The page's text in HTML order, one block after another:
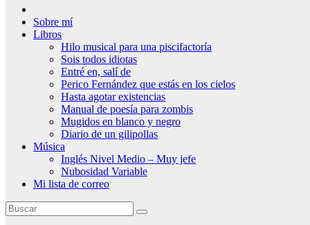
Sobre mí
Libros
Hilo musical para una piscifactoría
Sois todos idiotas
Entré en, salí de
Perico Fernández que estás en los cielos
Hasta agotar existencias
Manual de poesía para zombis
Mugidos en blanco y negro
Diario de un gilipollas
Música
Inglés Nivel Medio – Muy jefe
Nubosidad Variable
Mi lista de correo